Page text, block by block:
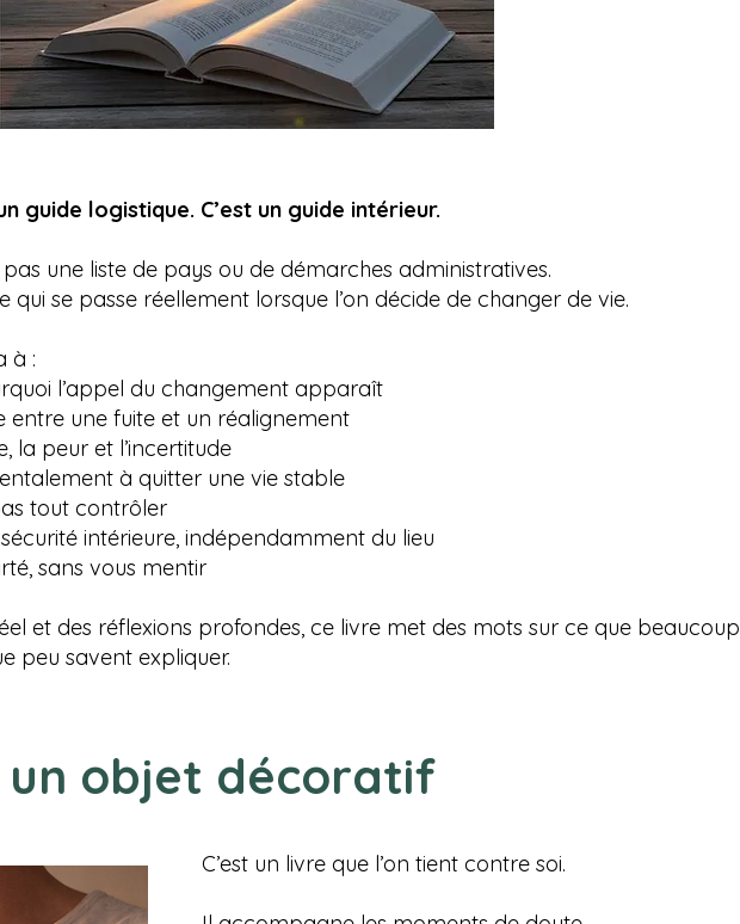
guide logistique. C’est un guide intérieur.
une liste de pays ou de démarches administratives.
qui se passe réellement lorsque l’on décide de changer de vie.
à :
l’appel du changement apparaît
entre une fuite et un réalignement
la peur et l’incertitude
à quitter une vie stable
tout contrôler
intérieure, indépendamment du lieu
sans vous mentir
et des réflexions profondes, ce livre met des mots sur ce que beaucoup
peu savent expliquer.
un objet décoratif
C’est un livre que l’on tient contre soi.